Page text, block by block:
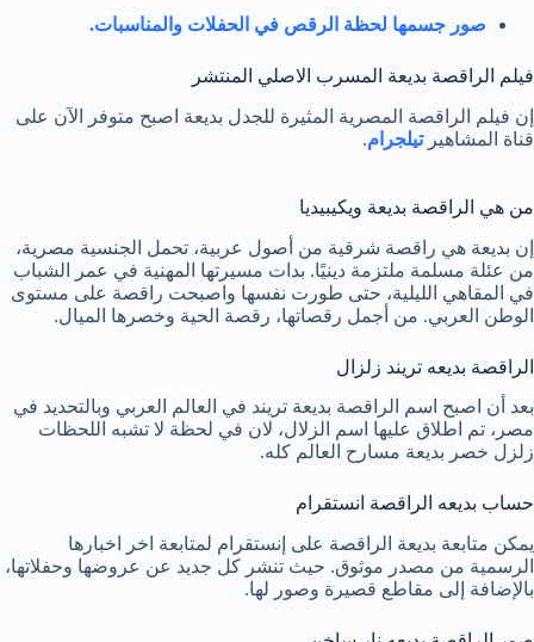
صور جسمها لحظة الرقص في الحفلات والمناسبات.
فيلم الراقصة بديعة المسرب الاصلي المنتشر
إن فيلم الراقصة المصرية المثيرة للجدل بديعة اصبح متوفر الآن على
قناة المشاهيرتيلجرام.
من هي الراقصة بديعة ويكيبيديا
إن بديعة هي راقصة شرقية من أصول عربية، تحمل الجنسية مصرية،
من عئلة مسلمة ملتزمة دينيًا. بدات مسيرتها المهنية في عمر الشباب
في المقاهي الليلية، حتى طورت نفسها واصبحت راقصة على مستوى
الوطن العربي. من أجمل رقصاتها، رقصة الحية وخصرها الميال.
الراقصة بديعه تريند زلزال
بعد أن اصبح اسم الراقصة بديعة تريند في العالم العربي وبالتحديد في
مصر، تم اطلاق عليها اسم الزلال، لان في لحظة لا تشبه اللحظات
زلزل خصر بديعة مسارح العالم كله.
حساب بديعه الراقصة انستقرام
يمكن متابعة بديعة الراقصة على إنستقرام لمتابعة اخر اخبارها
الرسمية من مصدر موثوق. حيث تنشر كل جديد عن عروضها وحفلاتها،
بالإضافة إلى مقاطع قصيرة وصور لها.